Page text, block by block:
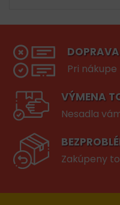
Pri
VÝMENA
Nesadla
Zakúpeny